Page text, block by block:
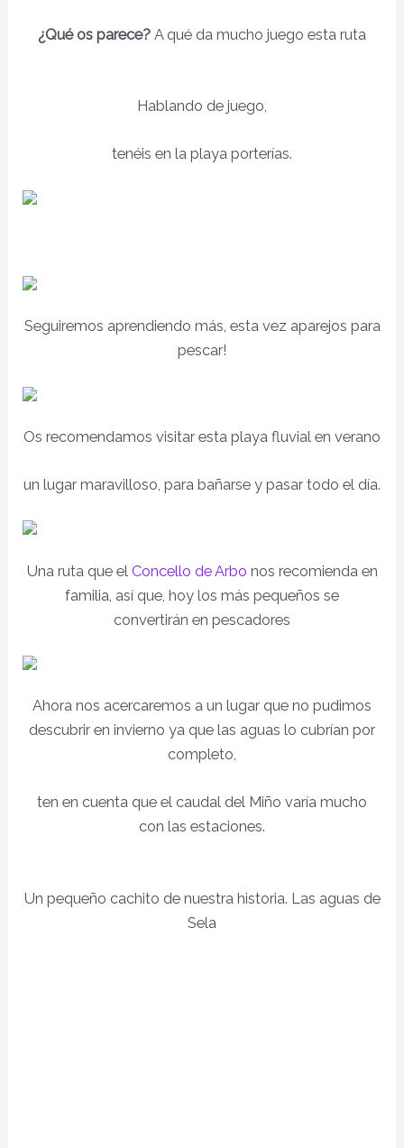
¿Qué os parece? A qué da mucho juego esta ruta
Hablando de juego,
tenéis en la playa porterías.
Seguiremos aprendiendo más, esta vez aparejos para
pescar!
Os recomendamos visitar esta playa fluvial en verano
un lugar maravilloso, para bañarse y pasar todo el día.
Una ruta que el Concello de Arbo nos recomienda en
familia, así que, hoy los más pequeños se
convertirán en pescadores
Ahora nos acercaremos a un lugar que no pudimos
descubrir en invierno ya que las aguas lo cubrían por
completo,
ten en cuenta que el caudal del Miño varía mucho
con las estaciones.
Un pequeño cachito de nuestra historia. Las aguas de
Sela